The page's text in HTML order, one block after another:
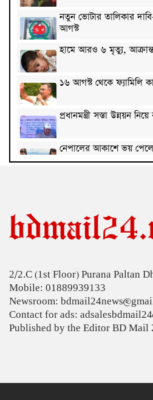
নতুন ভোটার তালিকার
আগস্ট
হামে আরও ৬ মৃত্যু,
১৬ আগস্ট থেকে ফ্যামিলি
প্রধানমন্ত্রী সস্তা উন্নয়ন
নেপালের আকাশে ভয়
দেশে মহামারি আকার
হাজ্জাজ
রাষ্ট্রপতি নির্বাচনে
৭,৫০০ এমএএইচ
2/2.C (1st Floor) Purana Paltan
Mobile: 01889939133
Newsroom:
Contact for ads:
Published by the Editor BD Mail